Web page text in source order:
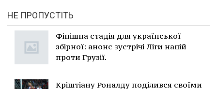
НЕ ПРОПУСТІТЬ
Фінішна стадія для української
збірної: анонс зустрічі Ліги націй
проти Грузії.
Кріштіану Роналду поділився своїми